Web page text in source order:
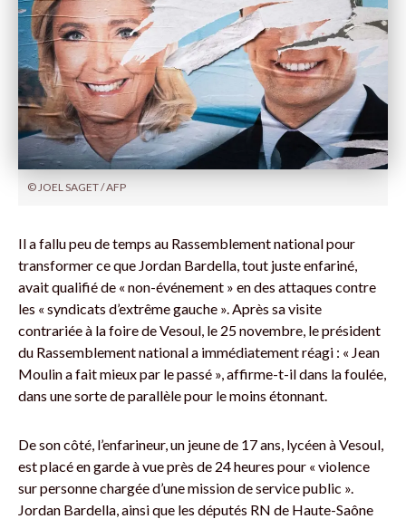
© JOEL SAGET / AFP
Il a fallu peu de temps au Rassemblement national pour
transformer ce que Jordan Bardella, tout juste enfariné,
avait qualifié de « non-événement » en des attaques contre
les « syndicats d’extrême gauche ». Après sa visite
contrariée à la foire de Vesoul, le 25 novembre, le président
du Rassemblement national a immédiatement réagi : « Jean
Moulin a fait mieux par le passé », affirme-t-il dans la foulée,
dans une sorte de parallèle pour le moins étonnant.
De son côté, l’enfarineur, un jeune de 17 ans, lycéen à Vesoul,
est placé en garde à vue près de 24 heures pour « violence
sur personne chargée d’une mission de service public ».
Jordan Bardella, ainsi que les députés RN de Haute-Saône